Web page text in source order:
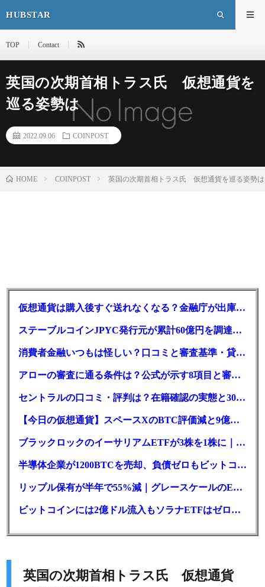
HUBSTAR
TOP Contact
英国の次期首相トラス氏 仮想通貨を
巡る姿勢は
2022.09.06 COINPOST
HOME COINPOST 英国の次期首相トラス氏 仮想通貨を巡る姿勢は
仮想通貨は購入後すぐ送れなくなる？金融庁が出庫制限を要請
ステーブルコインJPYC発行元が累計60億円を調達、物流大手も出資参画
消費者金融いつもは怪しい？口コミと審査基準・貸付条件を調査
アローの審査に通る条件は？公式が示す8項目と審査時間
セントラルの口コミ・評判は？在籍確認の実態と30日金利0円の落とし穴
【今日の仮想通貨】スペースXのBTC評価減と9億株の解禁。208億円相当のBTCが盗難
ブラックロックのイーサリアムETFが3株を1株に｜年初来37%安
半導体企業が1200BTCを売却、負債ゼロもビットコイン戦略は後退
リップル保有が半年で55%減｜グレースケールのETF、純資産1.6億ドル減
ビットコインには2億ドル流入もソラナETFはゼロ｜5営業日連続で停止
英国の次期首相トラス氏 仮想通貨